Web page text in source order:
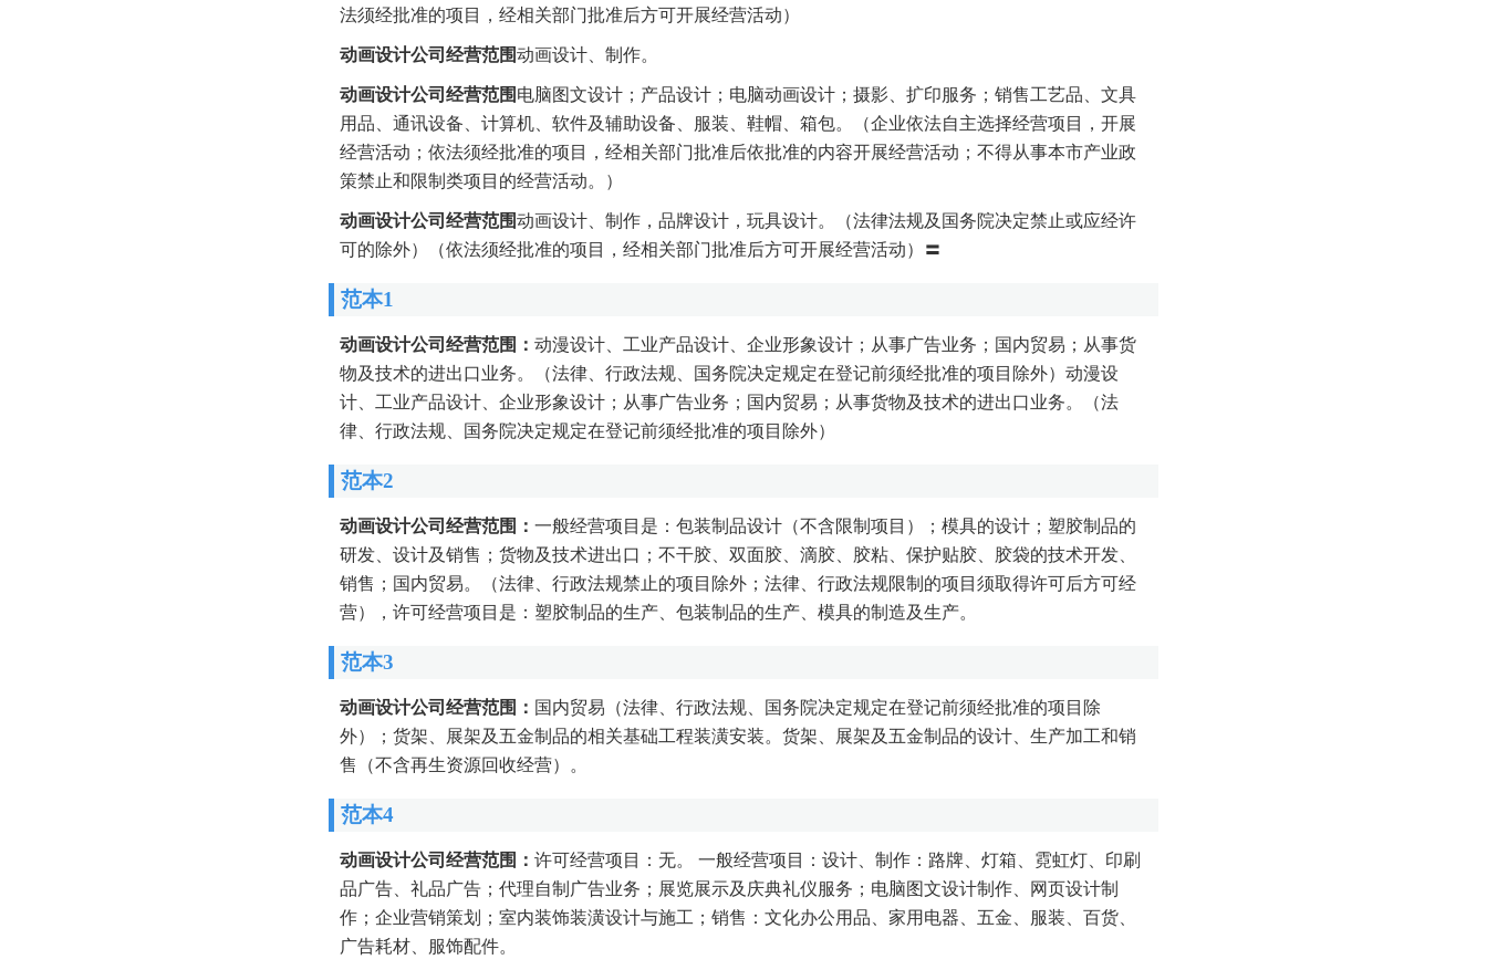
法须经批准的项目，经相关部门批准后方可开展经营活动）
动画设计公司经营范围动画设计、制作。
动画设计公司经营范围 电脑图文设计；产品设计；电脑动画设计；摄影、扩印服务；销售工艺品、文具
用品、通讯设备、计算机、软件及辅助设备、服装、鞋帽、箱包。（企业依法自主选择经营项目，开展
经营活动；依法须经批准的项目，经相关部门批准后依批准的内容开展经营活动；不得从事本市产业政
策禁止和限制类项目的经营活动。）
动画设计公司经营范围动画设计、制作，品牌设计，玩具设计。（法律法规及国务院决定禁止或应经许
可的除外）（依法须经批准的项目，经相关部门批准后方可开展经营活动）〓
范本1
动画设计公司经营范围： 动漫设计、工业产品设计、企业形象设计；从事广告业务；国内贸易；从事货
物及技术的进出口业务。（法律、行政法规、国务院决定规定在登记前须经批准的项目除外）动漫设
计、工业产品设计、企业形象设计；从事广告业务；国内贸易；从事货物及技术的进出口业务。（法
律、行政法规、国务院决定规定在登记前须经批准的项目除外）
范本2
动画设计公司经营范围： 一般经营项目是：包装制品设计（不含限制项目）；模具的设计；塑胶制品的
研发、设计及销售；货物及技术进出口；不干胶、双面胶、滴胶、胶粘、保护贴胶、胶袋的技术开发、
销售；国内贸易。（法律、行政法规禁止的项目除外；法律、行政法规限制的项目须取得许可后方可经
营），许可经营项目是：塑胶制品的生产、包装制品的生产、模具的制造及生产。
范本3
动画设计公司经营范围： 国内贸易（法律、行政法规、国务院决定规定在登记前须经批准的项目除
外）；货架、展架及五金制品的相关基础工程装潢安装。货架、展架及五金制品的设计、生产加工和销
售（不含再生资源回收经营）。
范本4
动画设计公司经营范围： 许可经营项目：无。 一般经营项目：设计、制作：路牌、灯箱、霓虹灯、印刷
品广告、礼品广告；代理自制广告业务；展览展示及庆典礼仪服务；电脑图文设计制作、网页设计制
作；企业营销策划；室内装饰装潢设计与施工；销售：文化办公用品、家用电器、五金、服装、百货、
广告耗材、服饰配件。